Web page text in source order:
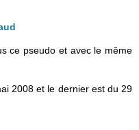
ce pseudo et avec le même
2008 et le dernier est du 29